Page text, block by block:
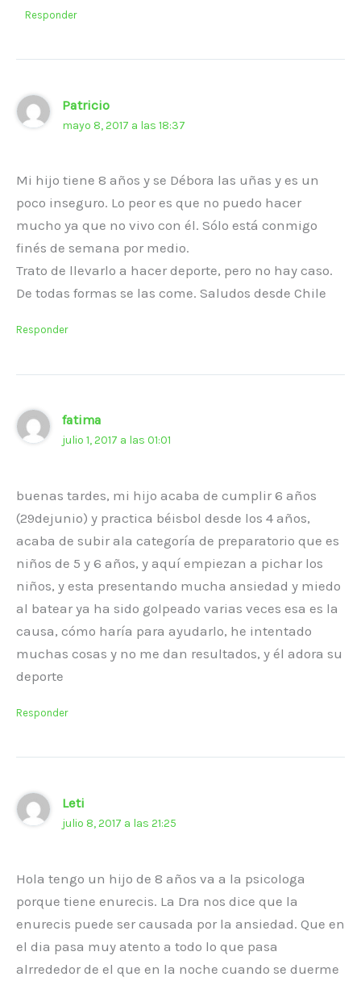
Responder
Patricio
mayo 8, 2017 a las 18:37
Mi hijo tiene 8 años y se Débora las uñas y es un
poco inseguro. Lo peor es que no puedo hacer
mucho ya que no vivo con él. Sólo está conmigo
finés de semana por medio.
Trato de llevarlo a hacer deporte, pero no hay caso.
De todas formas se las come. Saludos desde Chile
Responder
fatima
julio 1, 2017 a las 01:01
buenas tardes, mi hijo acaba de cumplir 6 años
(29dejunio) y practica béisbol desde los 4 años,
acaba de subir ala categoría de preparatorio que es
niños de 5 y 6 años, y aquí empiezan a pichar los
niños, y esta presentando mucha ansiedad y miedo
al batear ya ha sido golpeado varias veces esa es la
causa, cómo haría para ayudarlo, he intentado
muchas cosas y no me dan resultados, y él adora su
deporte
Responder
Leti
julio 8, 2017 a las 21:25
Hola tengo un hijo de 8 años va a la psicologa
porque tiene enurecis. La Dra nos dice que la
enurecis puede ser causada por la ansiedad. Que en
el dia pasa muy atento a todo lo que pasa
alrrededor de el que en la noche cuando se duerme